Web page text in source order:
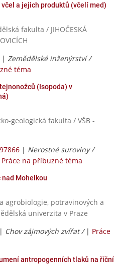
a jejich produktů (včelí med)
fakulta / JIHOČESKÁ
| Zemědělské inženýrství /
téma
(Isopoda) v
geologická fakulta / VŠB -
| Nerostné suroviny /
Práce na příbuzné téma
Mohelkou
agrobiologie, potravinových a
univerzita v Praze
| Chov zájmových zvířat / | Práce
antropogenních tlaků na říční